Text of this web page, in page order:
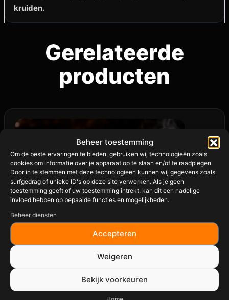
Beheer toestemming
Om de beste ervaringen te bieden, gebruiken wij technologieën zoals
cookies om informatie over je apparaat op te slaan en/of te raadplegen.
Door in te stemmen met deze technologieën kunnen wij gegevens zoals
surfgedrag of unieke ID's op deze site verwerken. Als je geen
toestemming geeft of uw toestemming intrekt, kan dit een nadelige
invloed hebben op bepaalde functies en mogelijkheden.
Beheer diensten
Accepteren
Weigeren
Bekijk voorkeuren
kruiden.
Gerelateerde
producten